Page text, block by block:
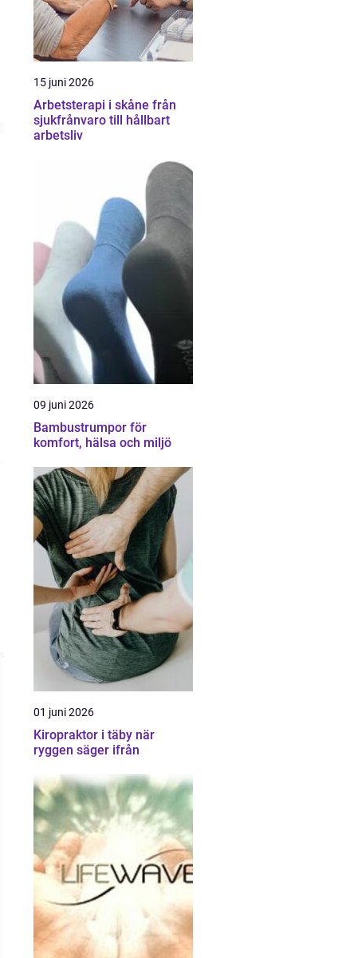
15 juni 2026
Arbetsterapi i skåne från
sjukfrånvaro till hållbart
arbetsliv
09 juni 2026
Bambustrumpor för
komfort, hälsa och miljö
01 juni 2026
Kiropraktor i täby när
ryggen säger ifrån